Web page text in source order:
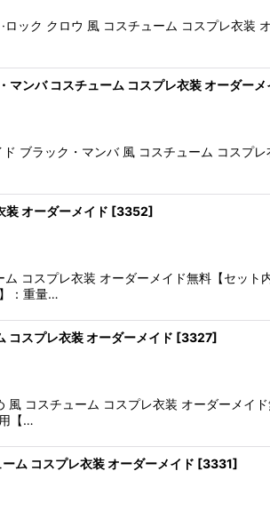
ロック クロウ 風 コスチューム コスプレ衣装
ンバ コスチューム コスプレ衣装 オーダーメ
ブラック・マンバ 風 コスチューム コスプ
装 オーダーメイド [3352]
ム コスプレ衣装 オーダーメイド無料【セ
：重量…
コスプレ衣装 オーダーメイド [3327]
風 コスチューム コスプレ衣装 オーダーメ
【…
ム コスプレ衣装 オーダーメイド [3331]